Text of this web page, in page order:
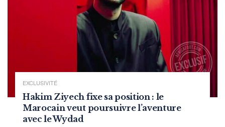
EXCLUSIVITÉ
Hakim Ziyech fixe sa position : le
Marocain veut poursuivre l’aventure
avec le Wydad